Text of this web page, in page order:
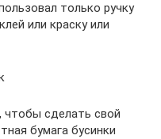
только ручку
или краску или
чтобы сделать свой
бумага бусинки